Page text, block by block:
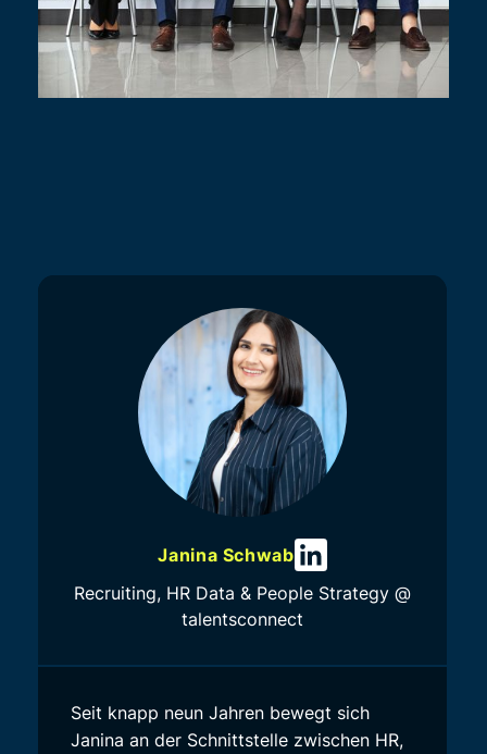
Janina Schwab
Recruiting, HR Data & People Strategy @
talentsconnect
Seit knapp neun Jahren bewegt sich
Janina an der Schnittstelle zwischen HR,